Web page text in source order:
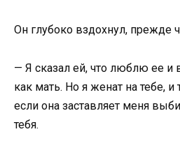
Он глубоко вздохнул, прежде
— Я сказал ей, что люблю ее и
как мать. Но я женат на тебе,
если она заставляет меня
тебя.